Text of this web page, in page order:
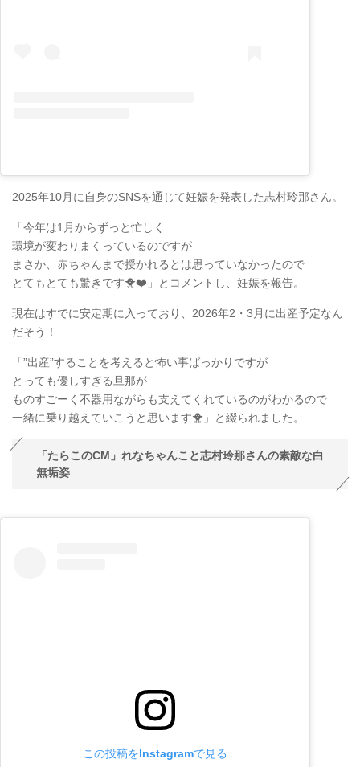
2025年10月に自身のSNSを通じて妊娠を発表した志村玲那さん。
「今年は1月からずっと忙しく
環境が変わりまくっているのですが
まさか、赤ちゃんまで授かれるとは思っていなかったので
とてもとても驚きです🐥❤️」とコメントし、妊娠を報告。
現在はすでに安定期に入っており、2026年2・3月に出産予定なん
だそう！
「”出産”することを考えると怖い事ばっかりですが
とっても優しすぎる旦那が
ものすごーく不器用ながらも支えてくれているのがわかるので
一緒に乗り越えていこうと思います🐥」と綴られました。
「たらこのCM」れなちゃんこと志村玲那さんの素敵な白
無垢姿
この投稿をInstagramで見る